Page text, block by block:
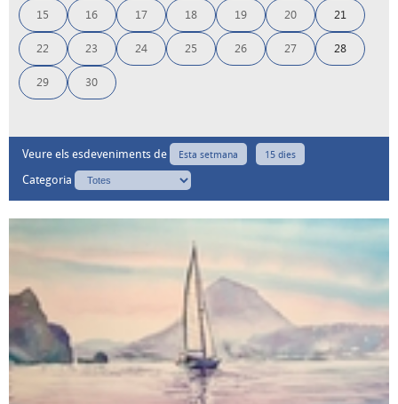
15 16 17 18 19 20 21
22 23 24 25 26 27 28
29 30
Veure els esdeveniments de Esta setmana 15 dies
Categoria